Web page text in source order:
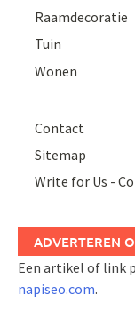
Raamdecoratie
Tuin
Wonen
Contact
Sitemap
Write for Us -
ADVERTEREN
Een artikel of link
napiseo.com.